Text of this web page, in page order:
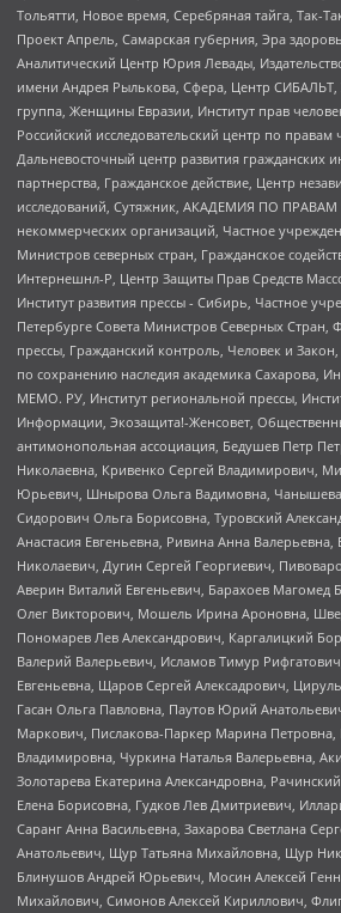
Тольятти, Новое время, Серебряная тайга, Так-
Проект Апрель, Самарская губерния, Эра
Аналитический Центр Юрия Левады,
имени Андрея Рылькова, Сфера, Центр СИБАЛЬТ,
группа, Женщины Евразии, Институт прав
Российский исследовательский центр по правам
Дальневосточный центр развития гражданских
партнерства, Гражданское действие, Центр
исследований, Сутяжник, АКАДЕМИЯ ПО ПРАВАМ
некоммерческих организаций, Частное
Министров северных стран, Гражданское
Интернешнл-Р, Центр Защиты Прав Средств
Институт развития прессы - Сибирь, Частное
Петербурге Совета Министров Северных Стран,
прессы, Гражданский контроль, Человек и
по сохранению наследия академика Сахарова,
МЕМО. РУ, Институт региональной прессы,
Информации, Экозащита!-Женсовет,
антимонопольная ассоциация, Бедушев Петр
Николаевна, Кривенко Сергей Владимирович,
Юрьевич, Шнырова Ольга Вадимовна, Чанышева
Сидорович Ольга Борисовна, Туровский
Анастасия Евгеньевна, Ривина Анна
Николаевич, Дугин Сергей Георгиевич,
Аверин Виталий Евгеньевич, Барахоев Магомед
Олег Викторович, Мошель Ирина Ароновна,
Пономарев Лев Александрович, Каргалицкий
Валерий Валерьевич, Исламов Тимур
Евгеньевна, Щаров Сергей Алексадрович,
Гасан Ольга Павловна, Паутов Юрий
Маркович, Пислакова-Паркер Марина Петровна,
Владимировна, Чуркина Наталья Валерьевна,
Золотарева Екатерина Александровна,
Елена Борисовна, Гудков Лев Дмитриевич,
Саранг Анна Васильевна, Захарова Светлана
Анатольевич, Щур Татьяна Михайловна, Щур
Блинушов Андрей Юрьевич, Мосин Алексей
Михайлович, Симонов Алексей Кириллович,